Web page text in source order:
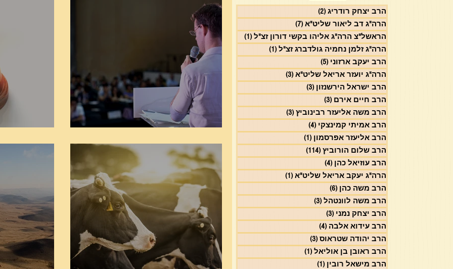
חיי אברהם פרשת מטות פרשת
הרב יצחק רודריג (2)
הרה"ג דב ליאור שליט"א (7)
הראשל"צ הרה"ג אליהו בקשי דורון זצ"ל (1)
הרה"ג זלמן נחמיה גולדברג זצ"ל (1)
הרב יעקב ארזוני (5)
הרה"ג יועזר אריאל שליט"א (3)
הרב ישראל הירשנזון (3)
הרב חיים אירם (3)
הרב משה אליעזר רבינוביץ (3)
הרב אמיתי קמינצקי (4)
הרב אליעזר אפרסמון (1)
הרב שלום הורוביץ (114)
הרב עוזיאל כהן (4)
הרה"ג יעקב אריאל שליט"א (1)
הרב משה כהן (6)
הרב משה לוונטהל (3)
הרב יצחק נמני (3)
הרב עידוא אלבה (4)
הרב יהודה שטראוס (3)
הרב ראובן בן אוליאל (1)
הרב מישאל רובין (1)